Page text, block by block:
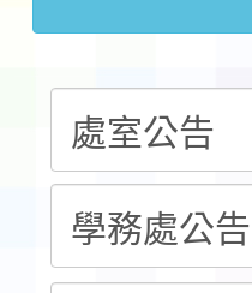
「115
錦標賽
域)，申
「114-
計畫」
115學
會活動
函轉桃
童軍小